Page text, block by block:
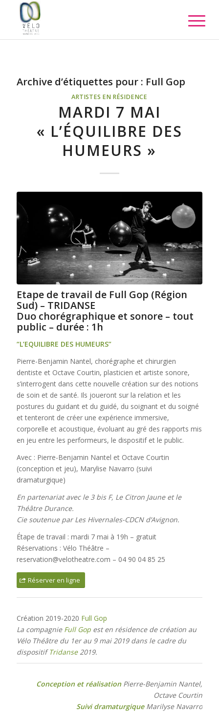
Archive d’étiquettes pour : Full Gop
ARTISTES EN RÉSIDENCE
MARDI 7 MAI
« L’ÉQUILIBRE DES
HUMEURS »
Etape de travail de Full Gop (Région
Sud) – TRIDANSE
Duo chorégraphique et sonore – tout
public – durée : 1h
“L’EQUILIBRE DES HUMEURS”
Pierre-Benjamin Nantel, chorégraphe et chirurgien
dentiste et Octave Courtin, plasticien et artiste sonore,
s’interrogent dans cette nouvelle création sur des notions
de soin et de santé. Ils joueront sur la relation et les
postures du guidant et du guidé, du soignant et du soigné
et tenteront de créer une expérience immersive,
corporelle et acoustique, évoluant au gré des rapports mis
en jeu entre les performeurs, le dispositif et le public.
Avec : Pierre-Benjamin Nantel et Octave Courtin
(conception et jeu), Marylise Navarro (suivi
dramaturgique)
En partenariat avec le 3 bis F, Le Citron Jaune et le
Théâtre Durance.
Cie soutenue par Les Hivernales-CDCN d’Avignon.
Étape de travail : mardi 7 mai à 19h – gratuit
Réservations : Vélo Théâtre –
reservation@velotheatre.com – 04 90 04 85 25
Réserver en ligne
Création 2019-2020 Full Gop
La compagnie Full Gopest en résidence de création au
Vélo Théâtre du 1er au 9 mai 2019 dans le cadre du
dispositifTridanse2019.
Conception et réalisation Pierre-Benjamin Nantel,
Octave Courtin
Suivi dramaturgiqueMarilyse Navarro